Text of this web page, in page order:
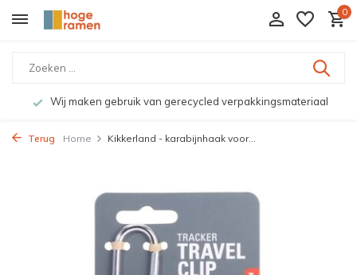
0
Wij maken gebruik van gerecycled verpakkingsmateriaal
Terug Home Kikkerland - karabijnhaak voor...